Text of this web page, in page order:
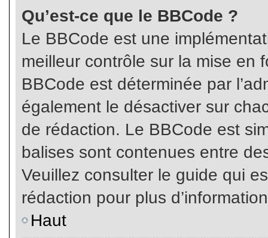
Qu’est-ce que le BBCode ?
Le BBCode est une
meilleur contrôle sur la mise en
BBCode est déterminée par
également le désactiver sur
de rédaction. Le BBCode est
balises sont contenues entre
Veuillez consulter le guide qui
rédaction pour plus
Haut